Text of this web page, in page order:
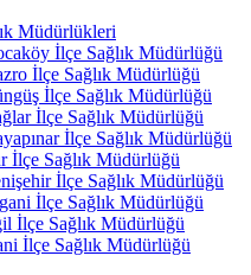
Müdürlükleri
İlçe Sağlık Müdürlüğü
İlçe Sağlık Müdürlüğü
İlçe Sağlık Müdürlüğü
İlçe Sağlık Müdürlüğü
İlçe Sağlık Müdürlüğü
İlçe Sağlık Müdürlüğü
İlçe Sağlık Müdürlüğü
İlçe Sağlık Müdürlüğü
İlçe Sağlık Müdürlüğü
İlçe Sağlık Müdürlüğü